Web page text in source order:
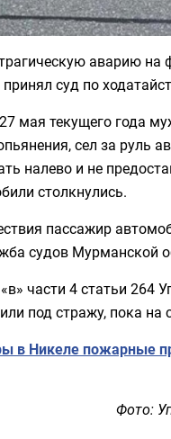
аварию на
суд по
мая текущего года
сел за руль
налево и не
столкнулись.
пассажир
судов Мурманской
части 4 статьи 264
под стражу, пока на
в Никеле пожарные
Фото: